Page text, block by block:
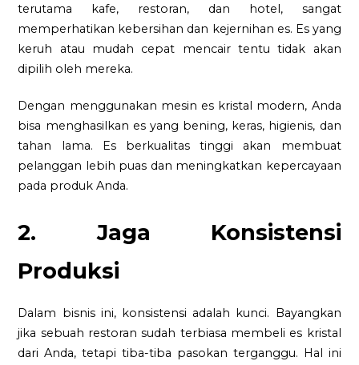
terutama kafe, restoran, dan hotel, sangat
memperhatikan kebersihan dan kejernihan es. Es yang
keruh atau mudah cepat mencair tentu tidak akan
dipilih oleh mereka.
Dengan menggunakan mesin es kristal modern, Anda
bisa menghasilkan es yang bening, keras, higienis, dan
tahan lama. Es berkualitas tinggi akan membuat
pelanggan lebih puas dan meningkatkan kepercayaan
pada produk Anda.
2. Jaga Konsistensi
Produksi
Dalam bisnis ini, konsistensi adalah kunci. Bayangkan
jika sebuah restoran sudah terbiasa membeli es kristal
dari Anda, tetapi tiba-tiba pasokan terganggu. Hal ini